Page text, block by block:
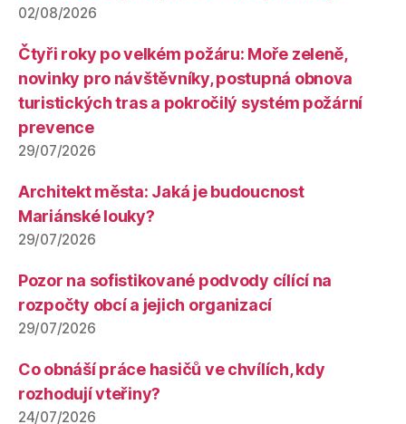
02/08/2026
Čtyři roky po velkém požáru: Moře zeleně,
novinky pro návštěvníky, postupná obnova
turistických tras a pokročilý systém požární
prevence
29/07/2026
Architekt města: Jaká je budoucnost
Mariánské louky?
29/07/2026
Pozor na sofistikované podvody cílící na
rozpočty obcí a jejich organizací
29/07/2026
Co obnáší práce hasičů ve chvílích, kdy
rozhodují vteřiny?
24/07/2026